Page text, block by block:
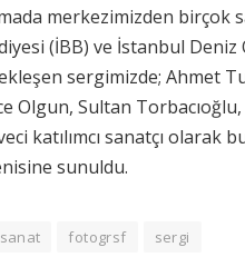
merkezimizden birçok
(İBB) ve İstanbul Deniz
sergimizde; Ahmet
Olgun, Sultan
katılımcı sanatçı
sunuldu.
fotogrsf sergi